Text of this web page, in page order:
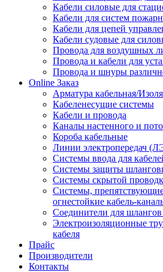
Кабели силовые для
Кабели для систем
Кабели для цепей
Кабели судовые для
Провода для воздушных
Провода и кабели для
Провода и шнуры
Online Заказ
Арматура кабельная/
Кабеленесущие системы
Кабели и провода
Каналы настенного и
Короба кабельные
Линии электропередач
Системы ввода для
Системы защиты
Системы скрытой
Системы,
огнестойкие кабель-
Соединители для шлангов
Электроизоляционные
кабеля
Прайс
Производители
Контакты